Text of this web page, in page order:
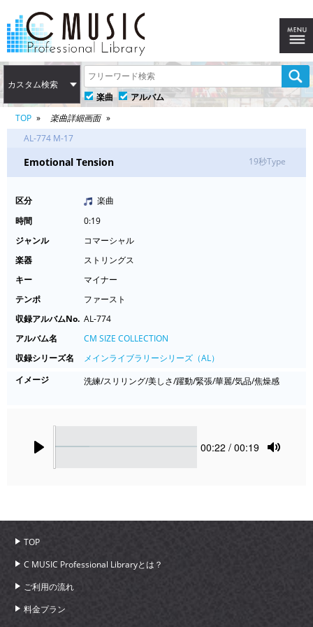
カスタム検索
楽曲
アルバム
TOP
楽曲詳細画面
AL-774 M-17
Emotional Tension 19秒Type
区分
楽曲
時間
0:19
ジャンル
コマーシャル
楽器
ストリングス
キー
マイナー
テンポ
ファースト
収録アルバムNo. AL-774
アルバム名
CM SIZE COLLECTION
収録シリーズ名
メインライブラリーシリーズ（AL）
イメージ
洗練/スリリング/美しさ/躍動/緊張/華麗/気品/焦燥感
Current
00:22 / 00:19
TOP
C MUSIC Professional Libraryとは？
ご利用の流れ
料金プラン